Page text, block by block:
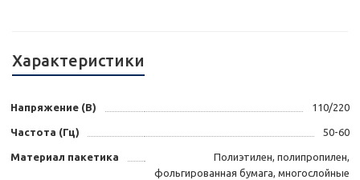
Характеристики
Напряжение (В) 110/220
Частота (Гц) 50-60
Материал пакетика
Полиэтилен, полипропилен,
фольгированная бумага, многослойные